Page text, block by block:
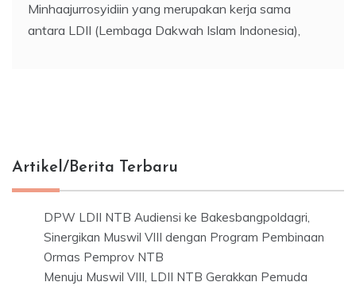
Minhaajurrosyidiin yang merupakan kerja sama
antara LDII (Lembaga Dakwah Islam Indonesia),
Artikel/Berita Terbaru
DPW LDII NTB Audiensi ke Bakesbangpoldagri,
Sinergikan Muswil VIII dengan Program Pembinaan
Ormas Pemprov NTB
Menuju Muswil VIII, LDII NTB Gerakkan Pemuda